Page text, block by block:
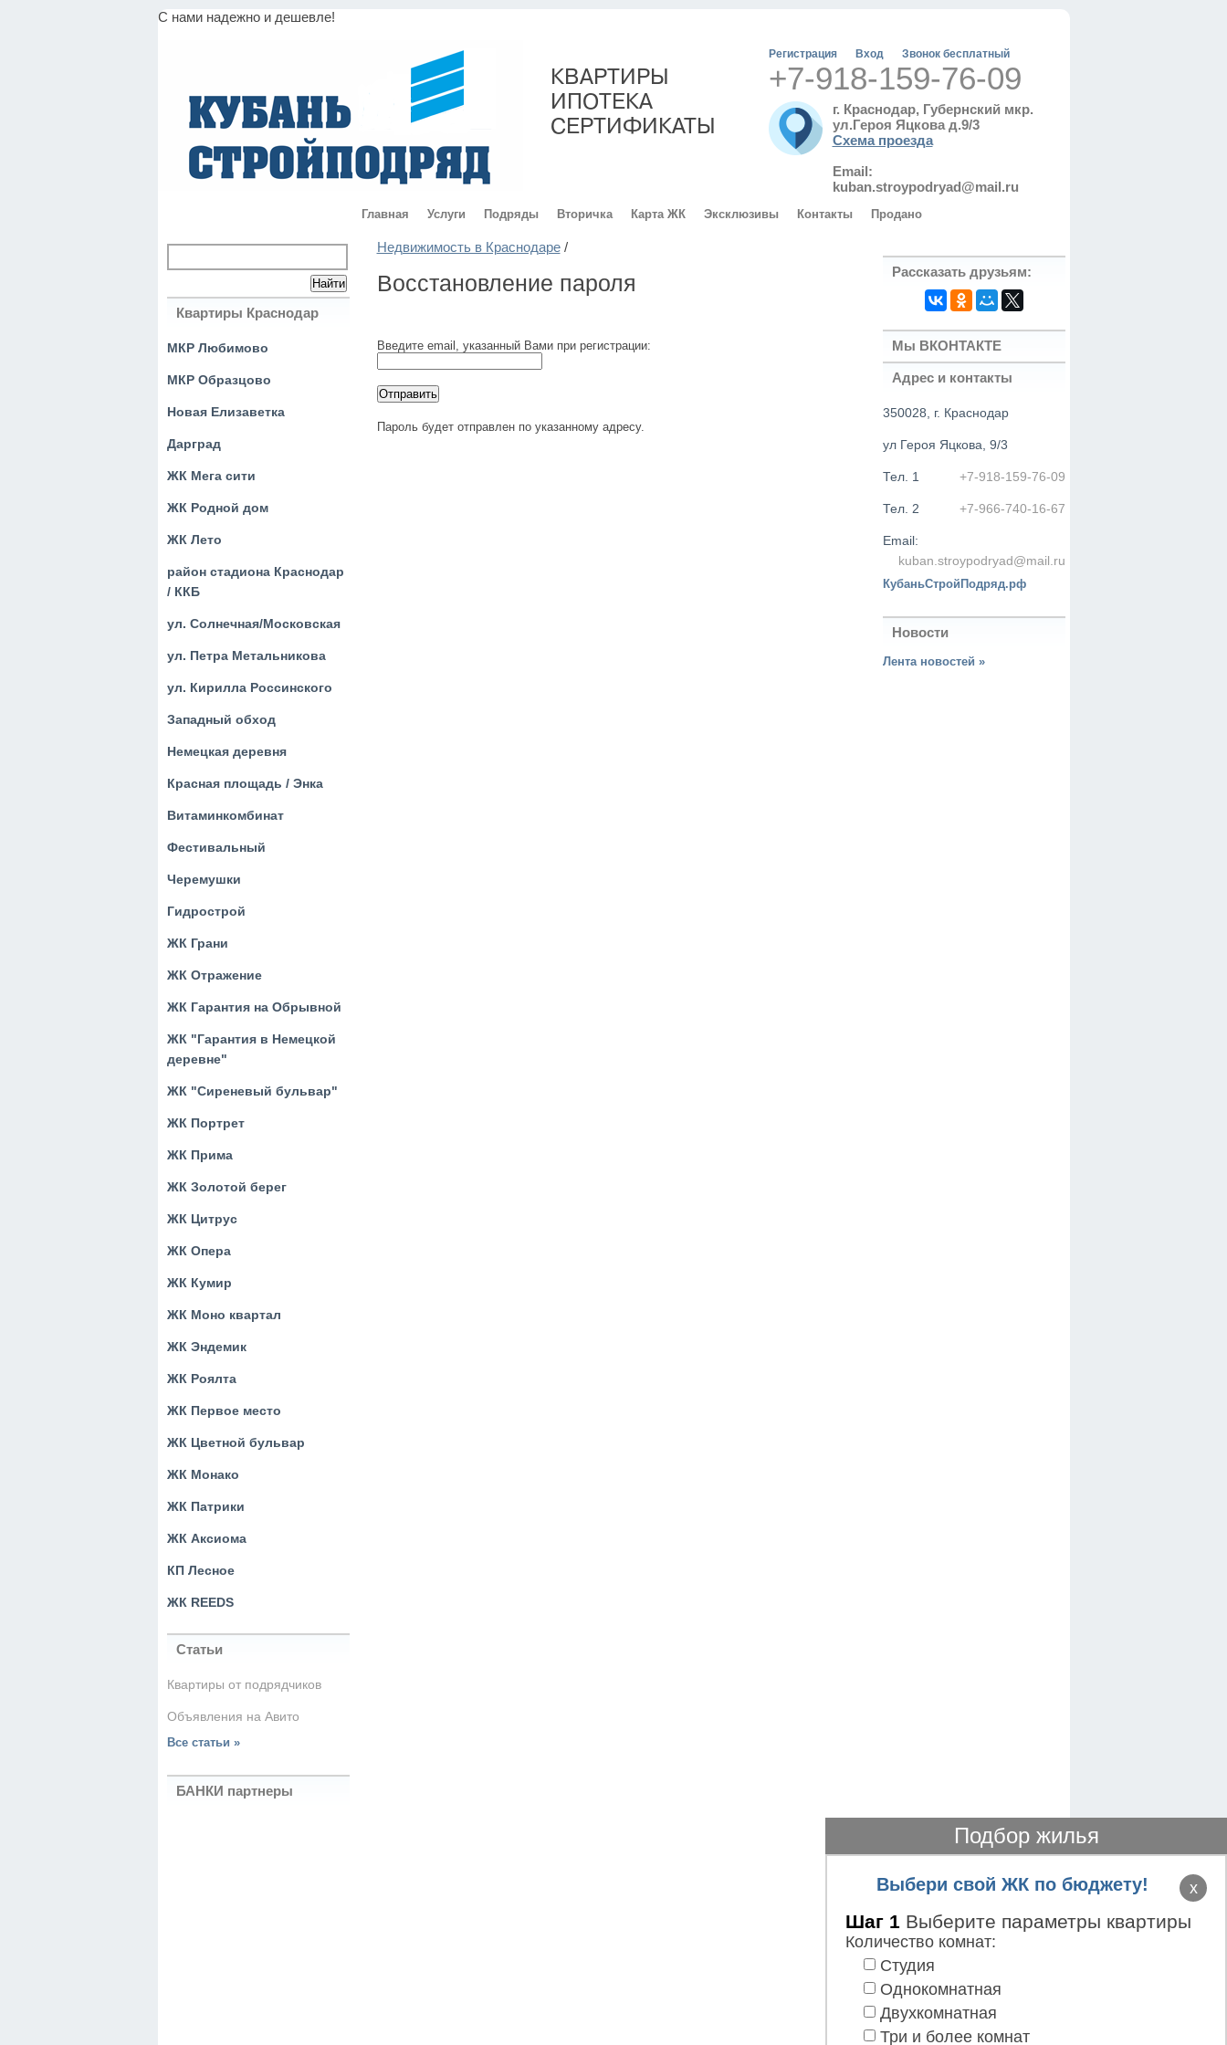
С нами надежно и дешевле!
КВАРТИРЫ
ИПОТЕКА
СЕРТИФИКАТЫ
Регистрация Вход Звонок бесплатный
+7-918-159-76-09
г. Краснодар, Губернский мкр.
ул.Героя Яцкова д.9/3
Схема проезда
Email:
kuban.stroypodryad@mail.ru
Главная Услуги Подряды Вторичка Карта ЖК Эксклюзивы Контакты Продано
Квартиры Краснодар
МКР Любимово
МКР Образцово
Новая Елизаветка
Дарград
ЖК Мега сити
ЖК Родной дом
ЖК Лето
район стадиона Краснодар
/ ККБ
ул. Солнечная/Московская
ул. Петра Метальникова
ул. Кирилла Россинского
Западный обход
Немецкая деревня
Красная площадь / Энка
Витаминкомбинат
Фестивальный
Черемушки
Гидрострой
ЖК Грани
ЖК Отражение
ЖК Гарантия на Обрывной
ЖК "Гарантия в Немецкой
деревне"
ЖК "Сиреневый бульвар"
ЖК Портрет
ЖК Прима
ЖК Золотой берег
ЖК Цитрус
ЖК Опера
ЖК Кумир
ЖК Моно квартал
ЖК Эндемик
ЖК Роялта
ЖК Первое место
ЖК Цветной бульвар
ЖК Монако
ЖК Патрики
ЖК Аксиома
КП Лесное
ЖК REEDS
Статьи
Квартиры от подрядчиков
Объявления на Авито
Все статьи »
БАНКИ партнеры
Недвижимость в Краснодаре/
Восстановление пароля
Введите email, указанный Вами при регистрации:
Пароль будет отправлен по указанному адресу.
Рассказать друзьям:
Мы ВКОНТАКТЕ
Адрес и контакты
350028, г. Краснодар
ул Героя Яцкова, 9/3
Тел. 1 +7-918-159-76-09
Тел. 2 +7-966-740-16-67
Email:
kuban.stroypodryad@mail.ru
КубаньСтройПодряд.рф
Новости
Лента новостей »
Подбор жилья
x
Выбери свой ЖК по бюджету!
Шаг 1 Выберите параметры квартиры
Количество комнат:
Студия
Однокомнатная
Двухкомнатная
Три и более комнат